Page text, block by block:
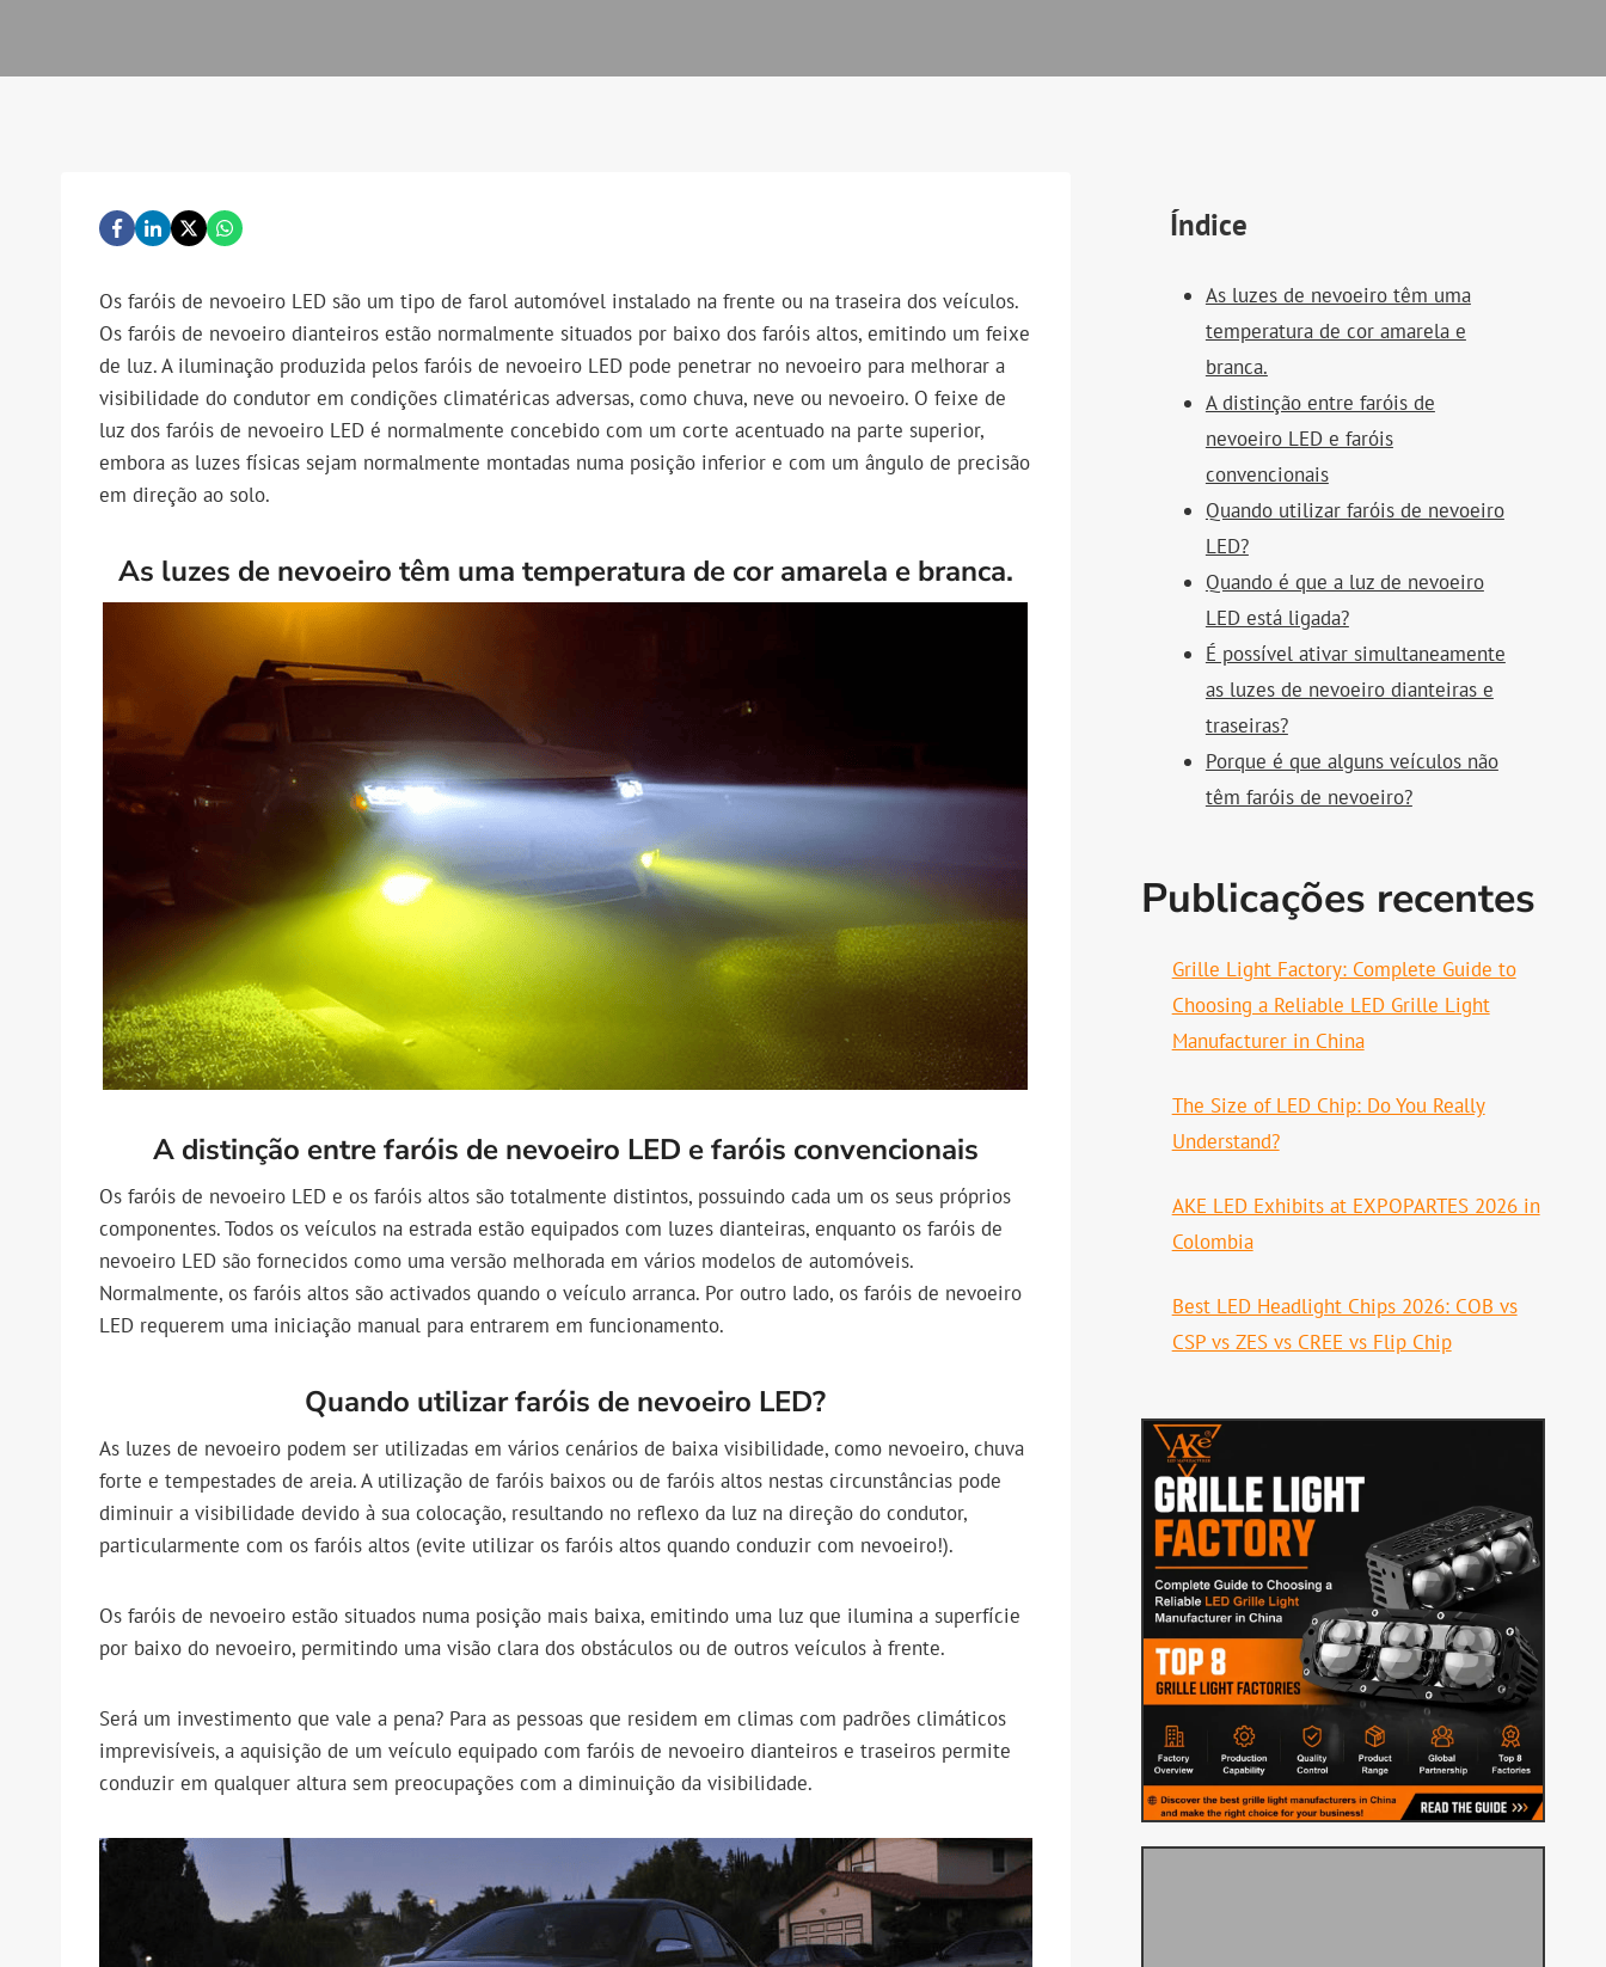
Os faróis de nevoeiro LED são um tipo de farol automóvel instalado na frente ou na traseira dos veículos.
Os faróis de nevoeiro dianteiros estão normalmente situados por baixo dos faróis altos, emitindo um feixe
de luz. A iluminação produzida pelos faróis de nevoeiro LED pode penetrar no nevoeiro para melhorar a
visibilidade do condutor em condições climatéricas adversas, como chuva, neve ou nevoeiro. O feixe de
luz dos faróis de nevoeiro LED é normalmente concebido com um corte acentuado na parte superior,
embora as luzes físicas sejam normalmente montadas numa posição inferior e com um ângulo de precisão
em direção ao solo.
As luzes de nevoeiro têm uma temperatura de cor amarela e branca.
A distinção entre faróis de nevoeiro LED e faróis convencionais
Os faróis de nevoeiro LED e os faróis altos são totalmente distintos, possuindo cada um os seus próprios
componentes. Todos os veículos na estrada estão equipados com luzes dianteiras, enquanto os faróis de
nevoeiro LED são fornecidos como uma versão melhorada em vários modelos de automóveis.
Normalmente, os faróis altos são activados quando o veículo arranca. Por outro lado, os faróis de nevoeiro
LED requerem uma iniciação manual para entrarem em funcionamento.
Quando utilizar faróis de nevoeiro LED?
As luzes de nevoeiro podem ser utilizadas em vários cenários de baixa visibilidade, como nevoeiro, chuva
forte e tempestades de areia. A utilização de faróis baixos ou de faróis altos nestas circunstâncias pode
diminuir a visibilidade devido à sua colocação, resultando no reflexo da luz na direção do condutor,
particularmente com os faróis altos (evite utilizar os faróis altos quando conduzir com nevoeiro!).
Os faróis de nevoeiro estão situados numa posição mais baixa, emitindo uma luz que ilumina a superfície
por baixo do nevoeiro, permitindo uma visão clara dos obstáculos ou de outros veículos à frente.
Será um investimento que vale a pena? Para as pessoas que residem em climas com padrões climáticos
imprevisíveis, a aquisição de um veículo equipado com faróis de nevoeiro dianteiros e traseiros permite
conduzir em qualquer altura sem preocupações com a diminuição da visibilidade.
Índice
As luzes de nevoeiro têm uma
temperatura de cor amarela e
branca.
A distinção entre faróis de
nevoeiro LED e faróis
convencionais
Quando utilizar faróis de nevoeiro
LED?
Quando é que a luz de nevoeiro
LED está ligada?
É possível ativar simultaneamente
as luzes de nevoeiro dianteiras e
traseiras?
Porque é que alguns veículos não
têm faróis de nevoeiro?
Publicações recentes
Grille Light Factory: Complete Guide to
Choosing a Reliable LED Grille Light
Manufacturer in China
The Size of LED Chip: Do You Really
Understand?
AKE LED Exhibits at EXPOPARTES 2026 in
Colombia
Best LED Headlight Chips 2026: COB vs
CSP vs ZES vs CREE vs Flip Chip